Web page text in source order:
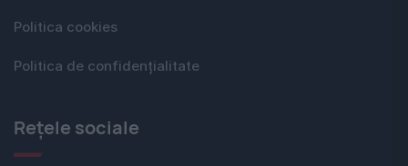
Politica cookies
Politica de confidențialitate
Rețele sociale